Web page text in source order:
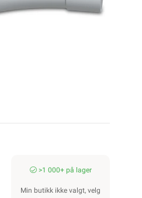
>1 000+ på lager
Min butikk ikke valgt, velg